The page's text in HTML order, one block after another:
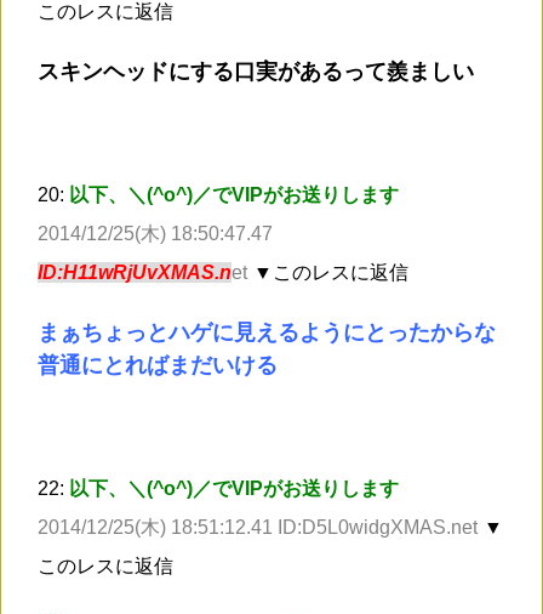
このレスに返信
スキンヘッドにする口実があるって羨ましい
20: 以下、＼(^o^)／でVIPがお送りします
2014/12/25(木) 18:50:47.47
ID:H11wRjUvXMAS.net ▼このレスに返信
まぁちょっとハゲに見えるようにとったからな
普通にとればまだいける
22: 以下、＼(^o^)／でVIPがお送りします
2014/12/25(木) 18:51:12.41 ID:D5L0widgXMAS.net ▼
このレスに返信